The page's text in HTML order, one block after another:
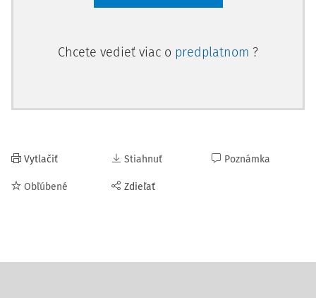
Chcete vedieť viac o predplatnom ?
Vytlačiť
Obľúbené
Stiahnuť
Zdieľať
Poznámka